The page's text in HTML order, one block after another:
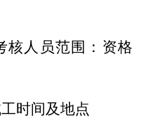
核人员范围：资格
时间及地点